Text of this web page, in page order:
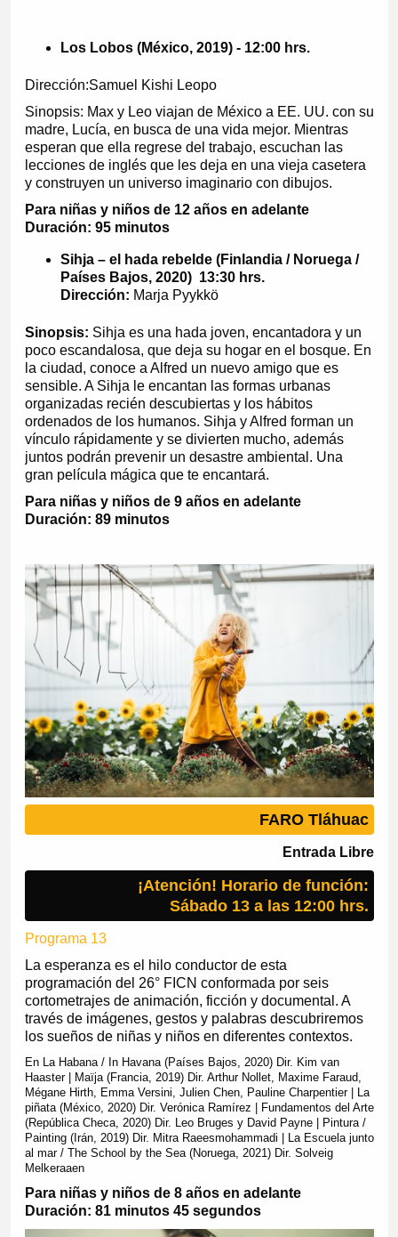
Los Lobos (México, 2019) - 12:00 hrs.
Dirección:Samuel Kishi Leopo
Sinopsis: Max y Leo viajan de México a EE. UU. con su
madre, Lucía, en busca de una vida mejor. Mientras
esperan que ella regrese del trabajo, escuchan las
lecciones de inglés que les deja en una vieja casetera
y construyen un universo imaginario con dibujos.
Para niñas y niños de 12 años en adelante
Duración: 95 minutos
Sihja – el hada rebelde (Finlandia / Noruega /
Países Bajos, 2020) 13:30 hrs.
Dirección: Marja Pyykkö
Sinopsis: Sihja es una hada joven, encantadora y un
poco escandalosa, que deja su hogar en el bosque. En
la ciudad, conoce a Alfred un nuevo amigo que es
sensible. A Sihja le encantan las formas urbanas
organizadas recién descubiertas y los hábitos
ordenados de los humanos. Sihja y Alfred forman un
vínculo rápidamente y se divierten mucho, además
juntos podrán prevenir un desastre ambiental. Una
gran película mágica que te encantará.
Para niñas y niños de 9 años en adelante
Duración: 89 minutos
FARO Tláhuac
Entrada Libre
¡Atención! Horario de función:
Sábado 13 a las 12:00 hrs.
Programa 13
La esperanza es el hilo conductor de esta
programación del 26° FICN conformada por seis
cortometrajes de animación, ficción y documental. A
través de imágenes, gestos y palabras descubriremos
los sueños de niñas y niños en diferentes contextos.
En La Habana / In Havana (Países Bajos, 2020) Dir. Kim van
Haaster | Maïja (Francia, 2019) Dir. Arthur Nollet, Maxime Faraud,
Mégane Hirth, Emma Versini, Julien Chen, Pauline Charpentier | La
piñata (México, 2020) Dir. Verónica Ramírez | Fundamentos del Arte
(República Checa, 2020) Dir. Leo Bruges y David Payne | Pintura /
Painting (Irán, 2019) Dir. Mitra Raeesmohammadi | La Escuela junto
al mar / The School by the Sea (Noruega, 2021) Dir. Solveig
Melkeraaen
Para niñas y niños de 8 años en adelante
Duración: 81 minutos 45 segundos